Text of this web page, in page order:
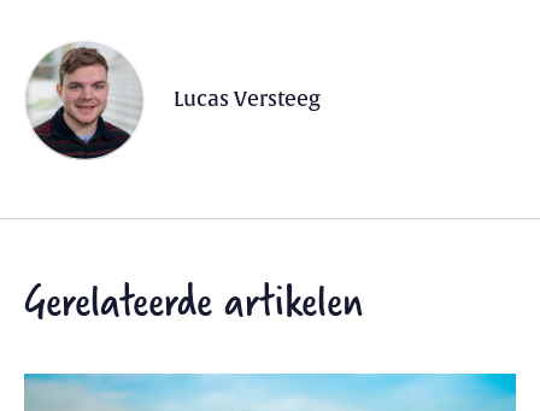
Lucas Versteeg
Gerelateerde artikelen